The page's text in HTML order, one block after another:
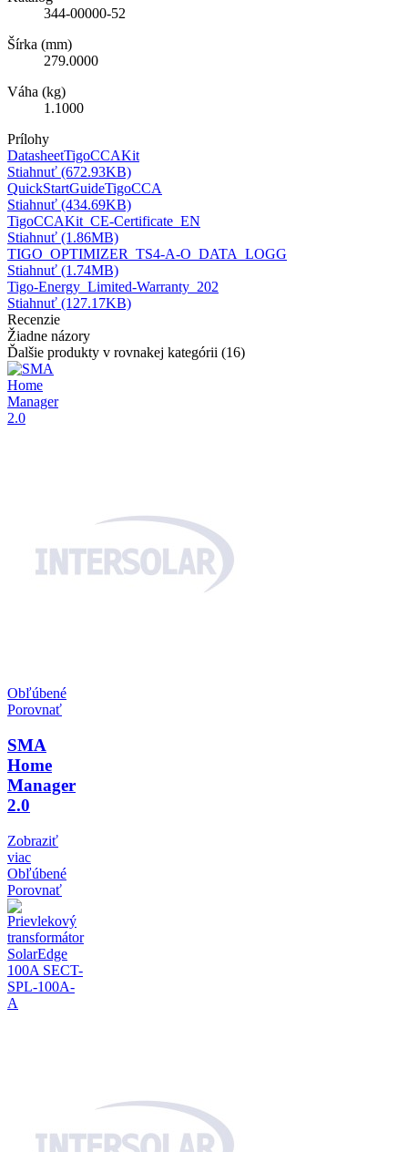
344-00000-52
Šírka (mm)
279.0000
Váha (kg)
1.1000
Prílohy
DatasheetTigoCCAKit
Stiahnuť (672.93KB)
QuickStartGuideTigoCCA
Stiahnuť (434.69KB)
TigoCCAKit_CE-Certificate_EN
Stiahnuť (1.86MB)
TIGO_OPTIMIZER_TS4-A-O_DATA_LOGG
Stiahnuť (1.74MB)
Tigo-Energy_Limited-Warranty_202
Stiahnuť (127.17KB)
Recenzie
Žiadne názory
Ďalšie produkty v rovnakej kategórii (16)
Obľúbené
Porovnať
SMA
Home
Manager
2.0
Zobraziť
viac
Obľúbené
Porovnať